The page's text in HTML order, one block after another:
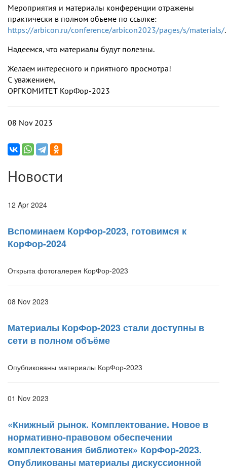
Мероприятия и материалы конференции отражены
практически в полном объеме по ссылке:
https://arbicon.ru/conference/arbicon2023/pages/s/materials/.
Надеемся, что материалы будут полезны.
Желаем интересного и приятного просмотра!
С уважением,
ОРГКОМИТЕТ КорФор-2023
08 Nov 2023
Новости
12 Apr 2024
Вспоминаем КорФор-2023, готовимся к
КорФор-2024
Открыта фотогалерея КорФор-2023
08 Nov 2023
Материалы КорФор-2023 стали доступны в
сети в полном объёме
Опубликованы материалы КорФор-2023
01 Nov 2023
«Книжный рынок. Комплектование. Новое в
нормативно-правовом обеспечении
комплектования библиотек» КорФор-2023.
Опубликованы материалы дискуссионной